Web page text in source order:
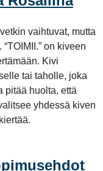
vaihtuvat, mutta
on kiveen
Kivi
tai taholle, joka
pitää huolta, että
yhdessä kiven